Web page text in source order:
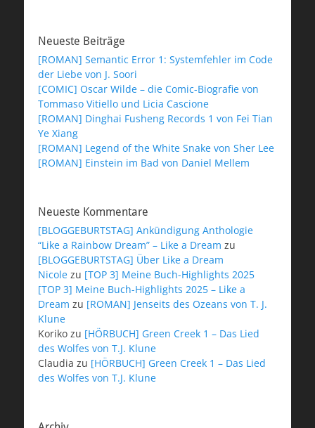
Neueste Beiträge
[ROMAN] Semantic Error 1: Systemfehler im Code
der Liebe von J. Soori
[COMIC] Oscar Wilde – die Comic-Biografie von
Tommaso Vitiello und Licia Cascione
[ROMAN] Dinghai Fusheng Records 1 von Fei Tian
Ye Xiang
[ROMAN] Legend of the White Snake von Sher Lee
[ROMAN] Einstein im Bad von Daniel Mellem
Neueste Kommentare
[BLOGGEBURTSTAG] Ankündigung Anthologie
“Like a Rainbow Dream” – Like a Dream zu
[BLOGGEBURTSTAG] Über Like a Dream
Nicole zu [TOP 3] Meine Buch-Highlights 2025
[TOP 3] Meine Buch-Highlights 2025 – Like a
Dream zu [ROMAN] Jenseits des Ozeans von T. J.
Klune
Koriko zu [HÖRBUCH] Green Creek 1 – Das Lied
des Wolfes von T.J. Klune
Claudia zu [HÖRBUCH] Green Creek 1 – Das Lied
des Wolfes von T.J. Klune